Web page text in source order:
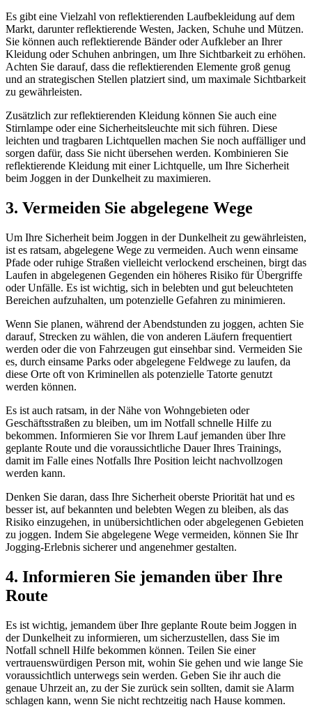
Es gibt eine Vielzahl von reflektierenden Laufbekleidung auf dem
Markt, darunter reflektierende Westen, Jacken, Schuhe und Mützen.
Sie können auch reflektierende Bänder oder Aufkleber an Ihrer
Kleidung oder Schuhen anbringen, um Ihre Sichtbarkeit zu erhöhen.
Achten Sie darauf, dass die reflektierenden Elemente groß genug
und an strategischen Stellen platziert sind, um maximale Sichtbarkeit
zu gewährleisten.
Zusätzlich zur reflektierenden Kleidung können Sie auch eine
Stirnlampe oder eine Sicherheitsleuchte mit sich führen. Diese
leichten und tragbaren Lichtquellen machen Sie noch auffälliger und
sorgen dafür, dass Sie nicht übersehen werden. Kombinieren Sie
reflektierende Kleidung mit einer Lichtquelle, um Ihre Sicherheit
beim Joggen in der Dunkelheit zu maximieren.
3. Vermeiden Sie abgelegene Wege
Um Ihre Sicherheit beim Joggen in der Dunkelheit zu gewährleisten,
ist es ratsam, abgelegene Wege zu vermeiden. Auch wenn einsame
Pfade oder ruhige Straßen vielleicht verlockend erscheinen, birgt das
Laufen in abgelegenen Gegenden ein höheres Risiko für Übergriffe
oder Unfälle. Es ist wichtig, sich in belebten und gut beleuchteten
Bereichen aufzuhalten, um potenzielle Gefahren zu minimieren.
Wenn Sie planen, während der Abendstunden zu joggen, achten Sie
darauf, Strecken zu wählen, die von anderen Läufern frequentiert
werden oder die von Fahrzeugen gut einsehbar sind. Vermeiden Sie
es, durch einsame Parks oder abgelegene Feldwege zu laufen, da
diese Orte oft von Kriminellen als potenzielle Tatorte genutzt
werden können.
Es ist auch ratsam, in der Nähe von Wohngebieten oder
Geschäftsstraßen zu bleiben, um im Notfall schnelle Hilfe zu
bekommen. Informieren Sie vor Ihrem Lauf jemanden über Ihre
geplante Route und die voraussichtliche Dauer Ihres Trainings,
damit im Falle eines Notfalls Ihre Position leicht nachvollzogen
werden kann.
Denken Sie daran, dass Ihre Sicherheit oberste Priorität hat und es
besser ist, auf bekannten und belebten Wegen zu bleiben, als das
Risiko einzugehen, in unübersichtlichen oder abgelegenen Gebieten
zu joggen. Indem Sie abgelegene Wege vermeiden, können Sie Ihr
Jogging-Erlebnis sicherer und angenehmer gestalten.
4. Informieren Sie jemanden über Ihre
Route
Es ist wichtig, jemandem über Ihre geplante Route beim Joggen in
der Dunkelheit zu informieren, um sicherzustellen, dass Sie im
Notfall schnell Hilfe bekommen können. Teilen Sie einer
vertrauenswürdigen Person mit, wohin Sie gehen und wie lange Sie
voraussichtlich unterwegs sein werden. Geben Sie ihr auch die
genaue Uhrzeit an, zu der Sie zurück sein sollten, damit sie Alarm
schlagen kann, wenn Sie nicht rechtzeitig nach Hause kommen.